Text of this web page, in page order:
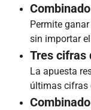
Permite
sin importar
Tres cifras
La apuesta
últimas cifras